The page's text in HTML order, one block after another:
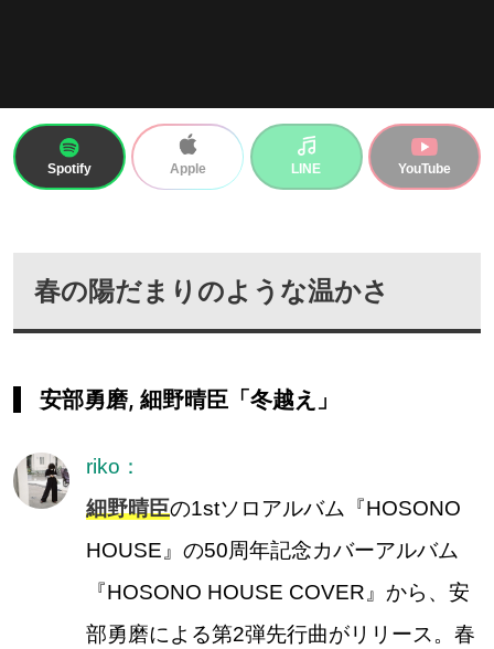
Spotify Apple LINE YouTube
春の陽だまりのような温かさ
安部勇磨, 細野晴臣「冬越え」
riko：
細野晴臣の1stソロアルバム『HOSONO
HOUSE』の50周年記念カバーアルバム
『HOSONO HOUSE COVER』から、安
部勇磨による第2弾先行曲がリリース。春